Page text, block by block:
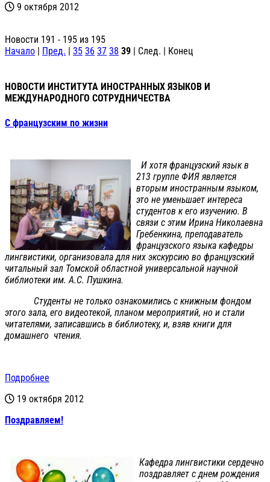
9 октября 2012
Новости 191 - 195 из 195
Начало | Пред. | 35 36 37 38 39 | След. | Конец
НОВОСТИ ИНСТИТУТА ИНОСТРАННЫХ ЯЗЫКОВ И
МЕЖДУНАРОДНОГО СОТРУДНИЧЕСТВА
С французским по жизни
И хотя французский язык в
213 группе ФИЯ является
вторым иностранным языком,
это не уменьшает интереса
студентов к его изучению. В
связи с этим Ирина Николаевна
Гребенкина, преподаватель
французского языка кафедры
лингвистики, организовала для них экскурсию во французский
читальный зал Томской областной универсальной научной
библиотеки им. А.С. Пушкина.
Студенты не только ознакомились с книжным фондом
этого зала, его видеотекой, планом мероприятий, но и стали
читателями, записавшись в библиотеку, и, взяв книги для
домашнего чтения.
Подробнее
19 октября 2012
Поздравляем!
Кафедра лингвистики сердечно
поздравляет с днем рождения